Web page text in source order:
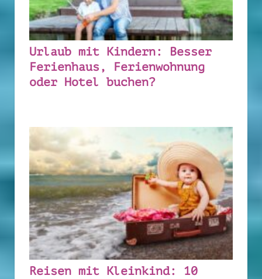
Urlaub mit Kindern: Besser
Ferienhaus, Ferienwohnung
oder Hotel buchen?
Reisen mit Kleinkind: 10